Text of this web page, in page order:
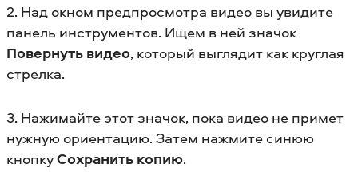
2. Над окном предпросмотра видео вы увидите
панель инструментов. Ищем в ней значок
Повернуть видео, который выглядит как круглая
стрелка.
3. Нажимайте этот значок, пока видео не примет
нужную ориентацию. Затем нажмите синюю
кнопкуСохранить копию.